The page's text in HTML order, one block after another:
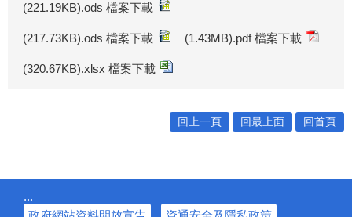
(221.19KB).ods 檔案下載
(217.73KB).ods 檔案下載 (1.43MB).pdf 檔案下載
(320.67KB).xlsx 檔案下載
回上一頁 回最上面 回首頁
:::